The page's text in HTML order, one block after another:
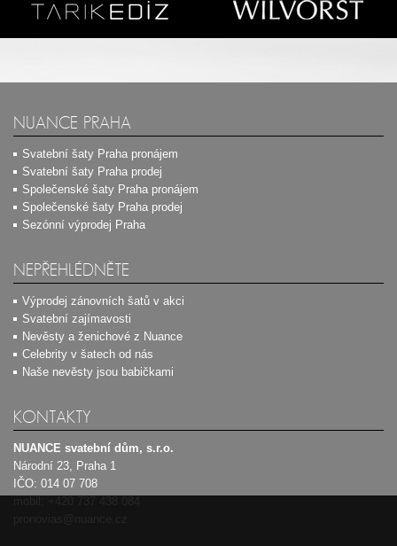
NUANCE PRAHA
Svatební šaty Praha pronájem
Svatební šaty Praha prodej
Společenské šaty Praha pronájem
Společenské šaty Praha prodej
Sezónní výprodej Praha
NEPŘEHLÉDNĚTE
Výprodej zánovních šatů v akci
Svatební zajímavosti
Nevěsty a ženichové z Nuance
Celebrity v šatech od nás
Naše nevěsty jsou babičkami
KONTAKTY
NUANCE svatební dům, s.r.o.
Národní 23, Praha 1
IČO: 014 07 708